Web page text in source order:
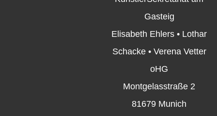
Gasteig
Elisabeth Ehlers • Lothar
Schacke • Verena Vetter
oHG
Montgelasstraße 2
81679 Munich